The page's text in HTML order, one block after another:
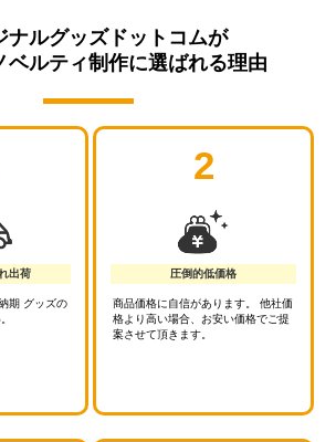
ナルグッズドットコムが
ベルティ制作に選ばれる理由
出荷
期 グッズの
2
圧倒的低価格
商品価格に自信があります。 他社価
格より高い場合、お安い価格でご提
案させて頂きます。